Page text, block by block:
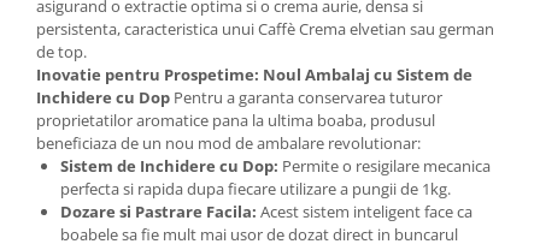
asigurand o extractie optima si o crema aurie, densa si
persistenta, caracteristica unui Caffè Crema elvetian sau german
de top.
Inovatie pentru Prospetime: Noul Ambalaj cu Sistem de
Inchidere cu Dop Pentru a garanta conservarea tuturor
proprietatilor aromatice pana la ultima boaba, produsul
beneficiaza de un nou mod de ambalare revolutionar:
Sistem de Inchidere cu Dop: Permite o resigilare mecanica
perfecta si rapida dupa fiecare utilizare a pungii de 1kg.
Dozare si Pastrare Facila: Acest sistem inteligent face ca
boabele sa fie mult mai usor de dozat direct in buncarul